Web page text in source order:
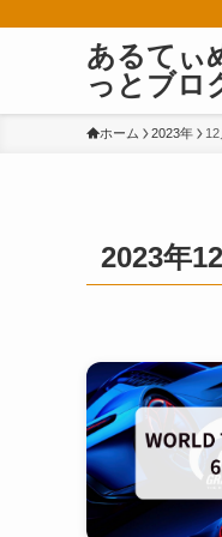
あるてぃ
っとブロ
ホーム 2023年 12
2023年